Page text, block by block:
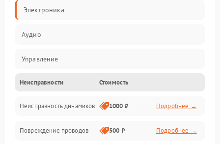
Электроника
Аудио
Управление
Электропитание
Связь
Механические повреждения
Неисправности Стоимость
Неисправность динамиков 1000 ₽ Подробнее →
Повреждение проводов 500 ₽ Подробнее →